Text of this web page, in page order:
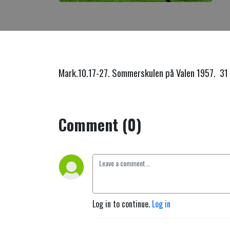
Mark.10.17-27. Sommerskulen på Valen 1957.
Comment (0)
Log in to continue. Log in